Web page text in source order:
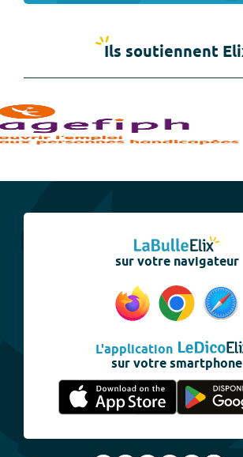
Ils soutiennent
sur votre navigateur
L'application
sur votre smartphone